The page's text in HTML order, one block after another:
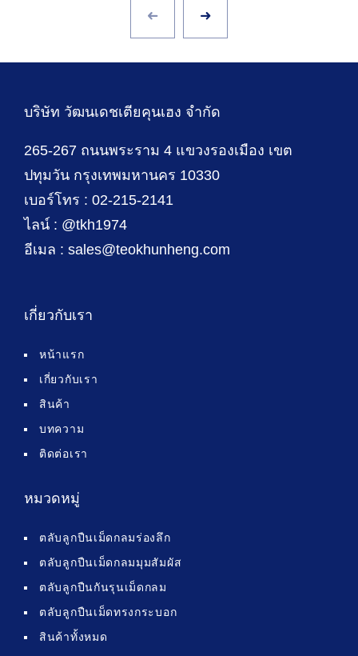
บริษัท วัฒนเดชเตียคุนเฮง จำกัด
265-267 ถนนพระราม 4 แขวงรองเมือง เขต
ปทุมวัน กรุงเทพมหานคร 10330
เบอร์โทร : 02-215-2141
ไลน์ : @tkh1974
อีเมล : sales@teokhunheng.com
เกี่ยวกับเรา
หน้าแรก
เกี่ยวกับเรา
สินค้า
บทความ
ติดต่อเรา
หมวดหมู่
ตลับลูกปืนเม็ดกลมร่องลึก
ตลับลูกปืนเม็ดกลมมุมสัมผัส
ตลับลูกปืนกันรุนเม็ดกลม
ตลับลูกปืนเม็ดทรงกระบอก
สินค้าทั้งหมด